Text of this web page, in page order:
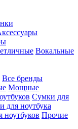
Вокальные
Все бренды
Мощные
Сумки для
для ноутбука
ноутбуков Прочие